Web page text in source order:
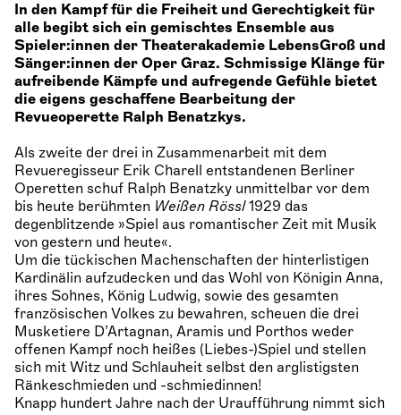
In den Kampf für die Freiheit und Gerechtigkeit für
alle begibt sich ein gemischtes Ensemble aus
Spieler:innen der Theaterakademie LebensGroß und
Sänger:innen der Oper Graz. Schmissige Klänge für
aufreibende Kämpfe und aufregende Gefühle bietet
die eigens geschaffene Bearbeitung der
Revueoperette Ralph Benatzkys.
Als zweite der drei in Zusammenarbeit mit dem
Revueregisseur Erik Charell entstandenen Berliner
Operetten schuf Ralph Benatzky unmittelbar vor dem
bis heute berühmten Weißen Rössl 1929 das
degenblitzende »Spiel aus romantischer Zeit mit Musik
von gestern und heute«.
Um die tückischen Machenschaften der hinterlistigen
Kardinälin aufzudecken und das Wohl von Königin Anna,
ihres Sohnes, König Ludwig, sowie des gesamten
französischen Volkes zu bewahren, scheuen die drei
Musketiere D’Artagnan, Aramis und Porthos weder
offenen Kampf noch heißes (Liebes-)Spiel und stellen
sich mit Witz und Schlauheit selbst den arglistigsten
Ränkeschmieden und -schmiedinnen!
Knapp hundert Jahre nach der Uraufführung nimmt sich